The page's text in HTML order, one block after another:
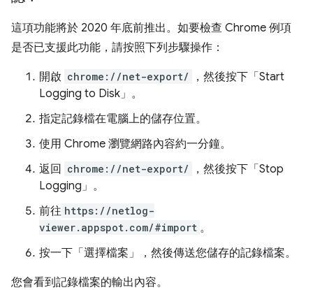
這項功能將於 2020 年底前推出。如要檢查 Chrome 例項
是否已支援此功能，請按照下列步驟操作：
開啟 chrome://net-export/
，然後按下「Start
Logging to Disk」 。
指定記錄檔在電腦上的儲存位置。
使用 Chrome 瀏覽網路內容約一分鐘。
返回
chrome://net-export/
，然後按下「Stop
Logging」 。
前往 https://netlog-
viewer.appspot.com/#import 。
按一下「選擇檔案」
，然後傳送您儲存的記錄檔案。
您會看到記錄檔案的輸出內容。